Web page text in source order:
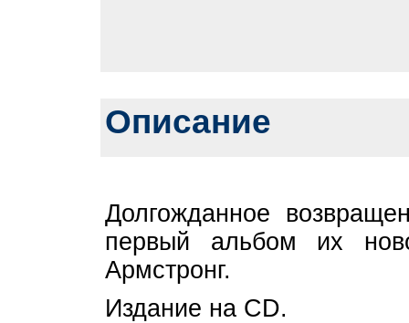
Описание
Долгожданное
первый альбом их
Армстронг.
Издание на CD.